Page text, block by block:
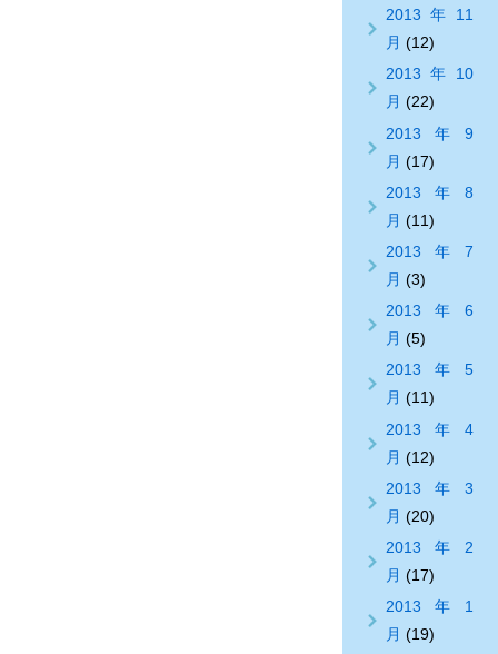
2013年11
月 (12)
2013年10
月 (22)
2013年9
月 (17)
2013年8
月 (11)
2013年7
月 (3)
2013年6
月 (5)
2013年5
月 (11)
2013年4
月 (12)
2013年3
月 (20)
2013年2
月 (17)
2013年1
月 (19)